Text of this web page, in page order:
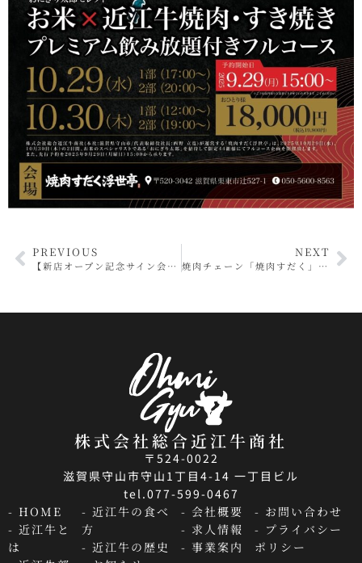
PREVIOUS
【新店オープン記念サイン会】焼肉すだく伊勢神宮おはらい町店に俳優寺島進が来る！
NEXT
焼肉チェーン「焼肉すだく」とカフェレストラン「SPOON」が業務提携契約締結
株式会社総合近江牛商社
〒524-0022
滋賀県守山市守山1丁目4-14 一丁目ビル
tel.077-599-0467
- HOME
- 近江牛と
は
- 近江牛の食べ
方
- 近江牛の歴史
- 会社概要
- 求人情報
- 事業案内
- お問い合わせ
- プライバシー
ポリシー